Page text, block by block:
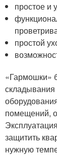
простое и
простой
«Гармошки»
складывания
помещений,
защитить
нужную